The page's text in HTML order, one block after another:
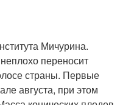
Мичурина.
переносит
страны. Первые
августа, при этом